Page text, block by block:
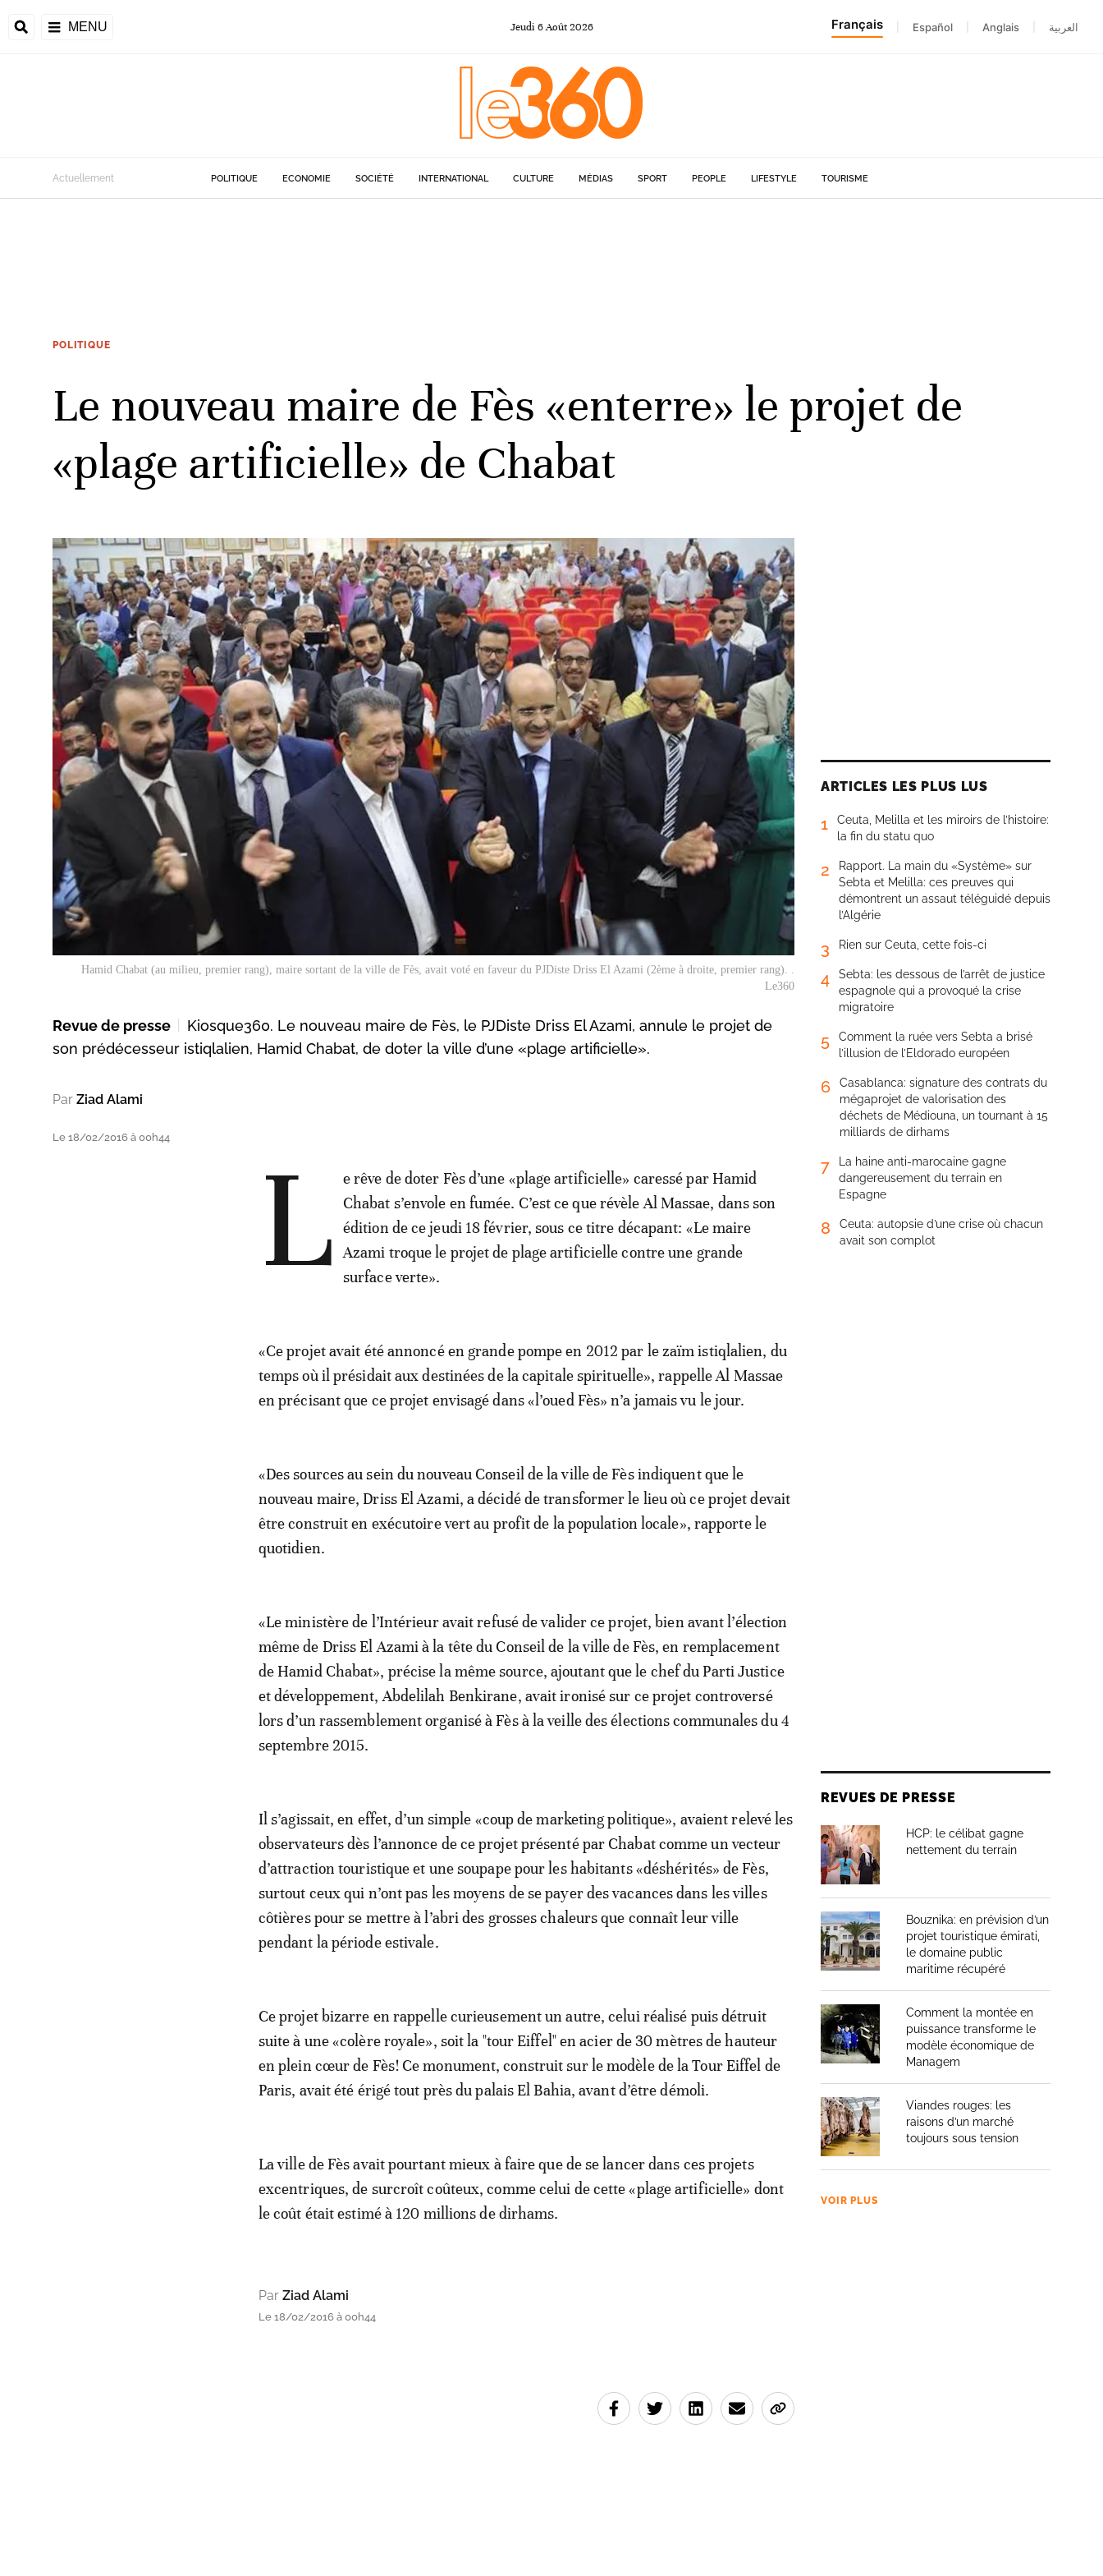
MENU Jeudi 6Août 2026 Français Español Anglais العربية
Actuellement POLITIQUE ECONOMIE SOCIÉTÉ INTERNATIONAL CULTURE MÉDIAS SPORT PEOPLE LIFESTYLE TOURISME
POLITIQUE
Le nouveau maire de Fès «enterre» le projet de
«plage artificielle» de Chabat
Hamid Chabat (au milieu, premier rang), maire sortant de la ville de Fès, avait voté en faveur du PJDiste Driss El Azami (2ème à droite, premier rang). .
Le360
Revue de presse
Kiosque360. Le nouveau maire de Fès, le PJDiste Driss El Azami, annule le projet de
son prédécesseur istiqlalien, Hamid Chabat, de doter la ville d’une «plage artificielle».
Par Ziad Alami
Le 18/02/2016 à 00h44 L
e rêve de doter Fès d’une «plage artificielle» caressé par Hamid
Chabat s’envole en fumée. C’est ce que révèle Al Massae, dans son
édition de ce jeudi 18 février, sous ce titre décapant: «Le maire
Azami troque le projet de plage artificielle contre une grande
surface verte».
«Ce projet avait été annoncé en grande pompe en 2012 par le zaïm istiqlalien, du
temps où il présidait aux destinées de la capitale spirituelle», rappelle Al Massae
en précisant que ce projet envisagé dans «l’oued Fès» n’a jamais vu le jour.
«Des sources au sein du nouveau Conseil de la ville de Fès indiquent que le
nouveau maire, Driss El Azami, a décidé de transformer le lieu où ce projet devait
être construit en exécutoire vert au profit de la population locale», rapporte le
quotidien.
«Le ministère de l’Intérieur avait refusé de valider ce projet, bien avant l’élection
même de Driss El Azami à la tête du Conseil de la ville de Fès, en remplacement
de Hamid Chabat», précise la même source, ajoutant que le chef du Parti Justice
et développement, Abdelilah Benkirane, avait ironisé sur ce projet controversé
lors d’un rassemblement organisé à Fès à la veille des élections communales du 4
septembre 2015.
Il s’agissait, en effet, d’un simple «coup de marketing politique», avaient relevé les
observateurs dès l’annonce de ce projet présenté par Chabat comme un vecteur
d’attraction touristique et une soupape pour les habitants «déshérités» de Fès,
surtout ceux qui n’ont pas les moyens de se payer des vacances dans les villes
côtières pour se mettre à l’abri des grosses chaleurs que connaît leur ville
pendant la période estivale.
Ce projet bizarre en rappelle curieusement un autre, celui réalisé puis détruit
suite à une «colère royale», soit la "tour Eiffel" en acier de 30 mètres de hauteur
en plein cœur de Fès! Ce monument, construit sur le modèle de la Tour Eiffel de
Paris, avait été érigé tout près du palais El Bahia, avant d’être démoli.
La ville de Fès avait pourtant mieux à faire que de se lancer dans ces projets
excentriques, de surcroît coûteux, comme celui de cette «plage artificielle» dont
le coût était estimé à 120 millions de dirhams.
Par Ziad Alami
Le 18/02/2016 à 00h44
ARTICLES LES PLUS LUS
1
Ceuta, Melilla et les miroirs de l’histoire:
la fin du statu quo
2
Rapport. La main du «Système» sur
Sebta et Melilla: ces preuves qui
démontrent un assaut téléguidé depuis
l’Algérie
3 Rien sur Ceuta, cette fois-ci
4
Sebta: les dessous de l’arrêt de justice
espagnole qui a provoqué la crise
migratoire
5
Comment la ruée vers Sebta a brisé
l’illusion de l’Eldorado européen
6
Casablanca: signature des contrats du
mégaprojet de valorisation des
déchets de Médiouna, un tournant à 15
milliards de dirhams
7
La haine anti-marocaine gagne
dangereusement du terrain en
Espagne
8
Ceuta: autopsie d’une crise où chacun
avait son complot
REVUES DE PRESSE
HCP: le célibat gagne
nettement du terrain
Bouznika: en prévision d’un
projet touristique émirati,
le domaine public
maritime récupéré
Comment la montée en
puissance transforme le
modèle économique de
Managem
Viandes rouges: les
raisons d’un marché
toujours sous tension
VOIR PLUS